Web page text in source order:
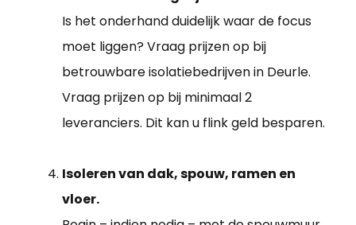
Is het onderhand duidelijk waar de focus
moet liggen? Vraag prijzen op bij
betrouwbare isolatiebedrijven in Deurle.
Vraag prijzen op bij minimaal 2
leveranciers. Dit kan u flink geld besparen.
Isoleren van dak, spouw, ramen en
vloer.